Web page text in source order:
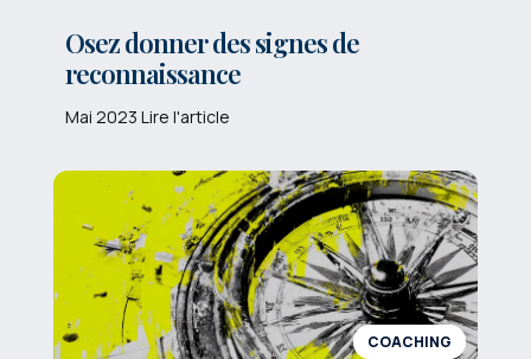
Osez donner des signes de
reconnaissance
Mai 2023 Lire l'article
COACHING